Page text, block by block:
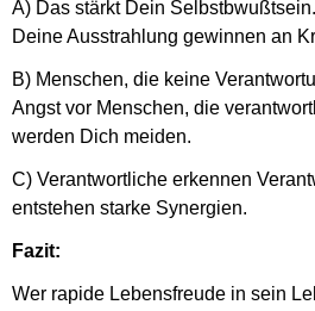
A) Das stärkt Dein
Deine Ausstrahlung gewinnen an
B) Menschen, die keine
Angst vor Menschen, die
werden Dich meiden.
C) Verantwortliche erkennen
entstehen starke Synergien.
Fazit:
Wer rapide Lebensfreude in sein